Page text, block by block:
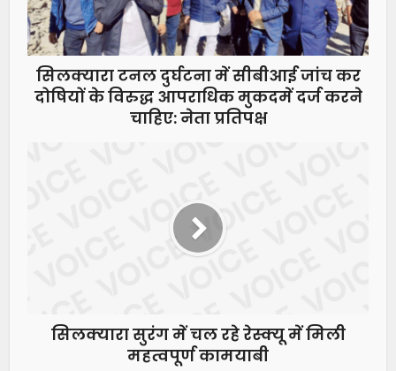
सिलक्यारा टनल दुर्घटना में सीबीआई जांच कर
दोषियों के विरुद्ध आपराधिक मुकदमें दर्ज करने
चाहिए: नेता प्रतिपक्ष
सिलक्यारा सुरंग में चल रहे रेस्क्यू में मिली
महत्वपूर्ण कामयाबी